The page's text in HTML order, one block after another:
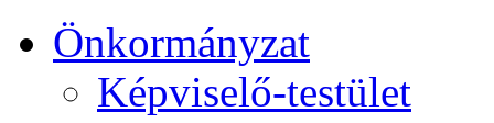
Önkormányzat
Képviselő-testület